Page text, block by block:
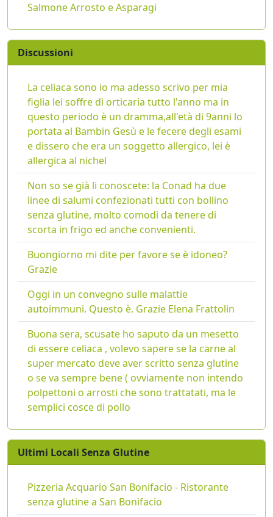
Salmone Arrosto e Asparagi
Discussioni
La celiaca sono io ma adesso scrivo per mia
figlia lei soffre di orticaria tutto l'anno ma in
questo periodo è un dramma,all'età di 9anni lo
portata al Bambin Gesù e le fecere degli esami
e dissero che era un soggetto allergico, lei è
allergica al nichel
Non so se già li conoscete: la Conad ha due
linee di salumi confezionati tutti con bollino
senza glutine, molto comodi da tenere di
scorta in frigo ed anche convenienti.
Buongiorno mi dite per favore se è idoneo?
Grazie
Oggi in un convegno sulle malattie
autoimmuni. Questo è. Grazie Elena Frattolin
Buona sera, scusate ho saputo da un mesetto
di essere celiaca , volevo sapere se la carne al
super mercato deve aver scritto senza glutine
o se va sempre bene ( ovviamente non intendo
polpettoni o arrosti che sono trattatati, ma le
semplici cosce di pollo
Ultimi Locali Senza Glutine
Pizzeria Acquario San Bonifacio - Ristorante
senza glutine a San Bonifacio